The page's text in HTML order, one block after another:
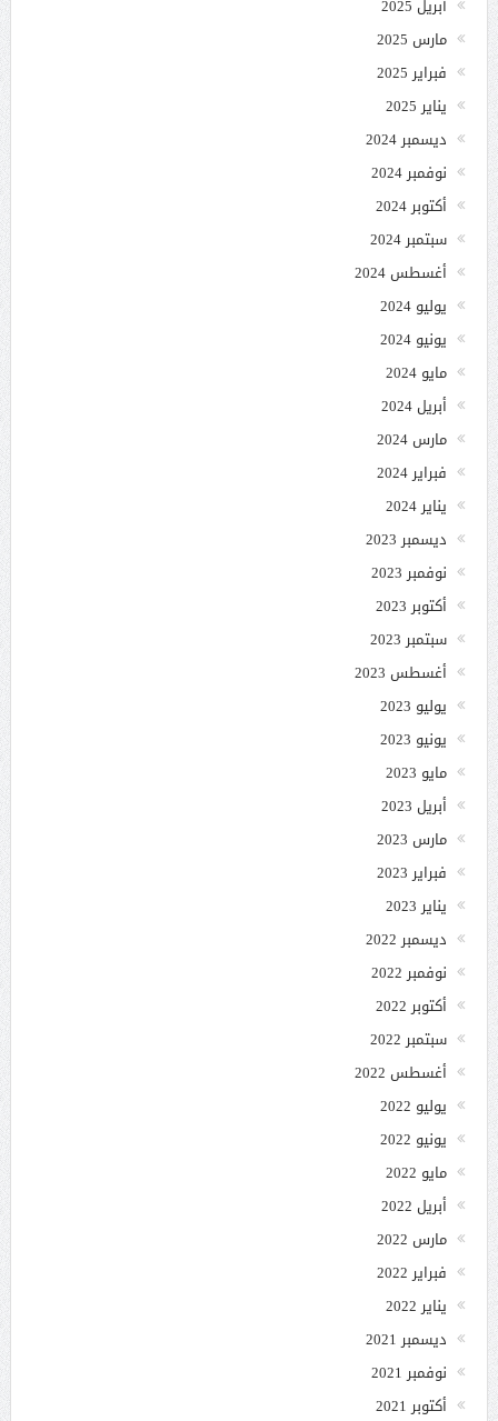
أبريل 2025
مارس 2025
فبراير 2025
يناير 2025
ديسمبر 2024
نوفمبر 2024
أكتوبر 2024
سبتمبر 2024
أغسطس 2024
يوليو 2024
يونيو 2024
مايو 2024
أبريل 2024
مارس 2024
فبراير 2024
يناير 2024
ديسمبر 2023
نوفمبر 2023
أكتوبر 2023
سبتمبر 2023
أغسطس 2023
يوليو 2023
يونيو 2023
مايو 2023
أبريل 2023
مارس 2023
فبراير 2023
يناير 2023
ديسمبر 2022
نوفمبر 2022
أكتوبر 2022
سبتمبر 2022
أغسطس 2022
يوليو 2022
يونيو 2022
مايو 2022
أبريل 2022
مارس 2022
فبراير 2022
يناير 2022
ديسمبر 2021
نوفمبر 2021
أكتوبر 2021